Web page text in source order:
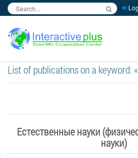
List of publications on a keyword:
Естественные науки
науки)